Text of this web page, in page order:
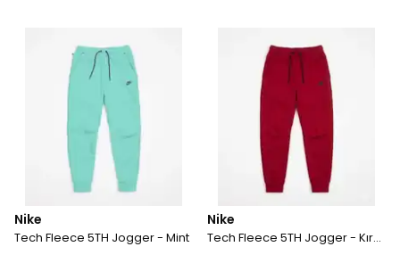
Nike
Tech Fleece 5TH Jogger - Mint
Nike
Tech Fleece 5TH Jogger - Kırmızı